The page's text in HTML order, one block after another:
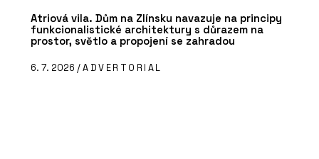
Atriová vila. Dům na Zlínsku navazuje na principy
funkcionalistické architektury s důrazem na
prostor, světlo a propojení se zahradou
6. 7. 2026 /ADVERTORIAL